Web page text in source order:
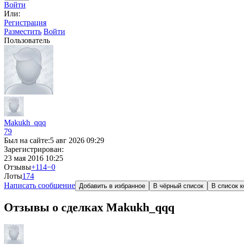
Войти
Или:
Регистрация
Разместить Войти
Пользователь
Makukh_qqq
79
Был на сайте:5 авг 2026 09:29
Зарегистрирован:
23 мая 2016 10:25
Отзывы+114−0
Лоты174
Написать сообщение Добавить в избранное В чёрный список В список
Отзывы о сделках Makukh_qqq